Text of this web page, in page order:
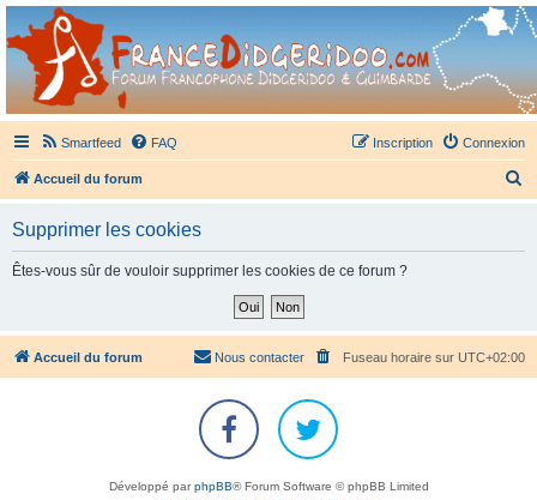
France Didgeridoo
Didgeridoo et Guimbarde sur France Didgeridoo - retrouvez la communauté.
Smartfeed FAQ Connexion
Inscription
Accueil du forum
c
h
Supprimer les cookies
Êtes-vous sûr de vouloir supprimer les cookies de ce forum ?
Accueil du forum Fuseau horaire sur UTC+02:00
Nous contacter
Développé parphpBB® Forum Software © phpBB Limited